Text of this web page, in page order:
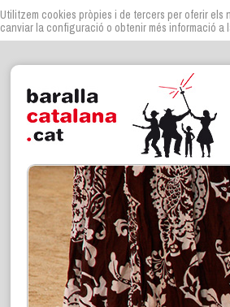
Utilitzem cookies pròpies i de tercers per oferir
canviar la configuració o obtenir més informació a